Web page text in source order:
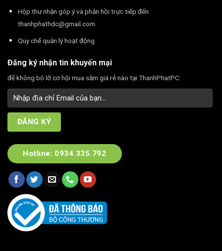
Hộp thư nhận góp ý và phản hồi trực tiếp đến
thanhphathdc@gmail.com
Quy chế quản lý hoạt động
Đăng ký nhận tin khuyến mại
để không bỏ lỡ cơ hội mua sắm giá rẻ nào tại ThanhPhatPC:
Hotline: 0934.335.792